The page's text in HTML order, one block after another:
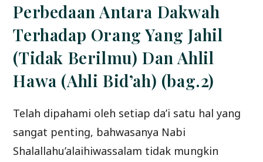
Perbedaan Antara Dakwah
Terhadap Orang Yang Jahil
(Tidak Berilmu) Dan Ahlil
Hawa (Ahli Bid’ah) (bag.2)
Telah dipahami oleh setiap da’i satu hal yang
sangat penting, bahwasanya Nabi
Shalallahu’alaihiwassalam tidak mungkin